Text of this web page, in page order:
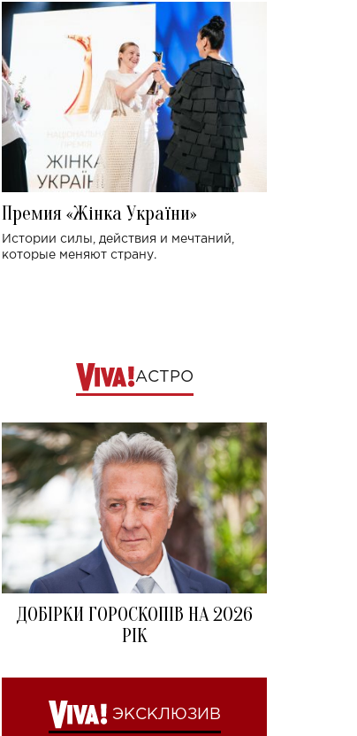
Премия «Жінка України»
Истории силы, действия и мечтаний,
которые меняют страну.
АСТРО
ДОБІРКИ ГОРОСКОПІВ НА 2026
РІК
ЭКСКЛЮЗИВ